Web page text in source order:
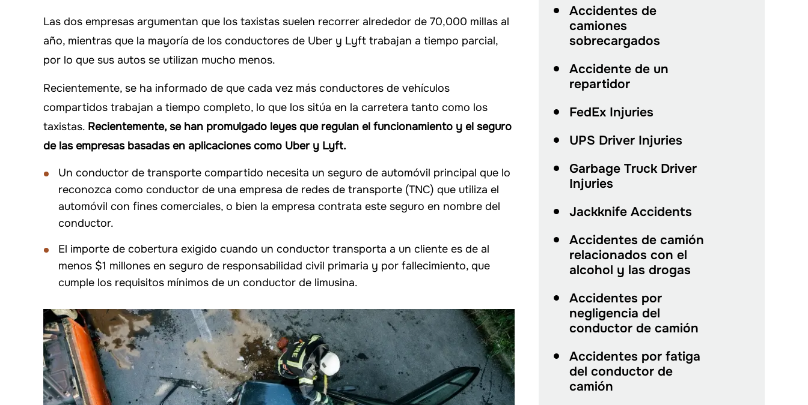
Las dos empresas argumentan que los taxistas suelen recorrer alrededor de 70,000 millas al
año, mientras que la mayoría de los conductores de Uber y Lyft trabajan a tiempo parcial,
por lo que sus autos se utilizan mucho menos.
Recientemente, se ha informado de que cada vez más conductores de vehículos
compartidos trabajan a tiempo completo, lo que los sitúa en la carretera tanto como los
taxistas. Recientemente, se han promulgado leyes que regulan el funcionamiento y el seguro
de las empresas basadas en aplicaciones como Uber y Lyft.
Un conductor de transporte compartido necesita un seguro de automóvil principal que lo
reconozca como conductor de una empresa de redes de transporte (TNC) que utiliza el
automóvil con fines comerciales, o bien la empresa contrata este seguro en nombre del
conductor.
El importe de cobertura exigido cuando un conductor transporta a un cliente es de al
menos $1 millones en seguro de responsabilidad civil primaria y por fallecimiento, que
cumple los requisitos mínimos de un conductor de limusina.
Accidentes de
camiones
sobrecargados
Accidente de un
repartidor
FedEx Injuries
UPS Driver Injuries
Garbage Truck Driver
Injuries
Jackknife Accidents
Accidentes de camión
relacionados con el
alcohol y las drogas
Accidentes por
negligencia del
conductor de camión
Accidentes por fatiga
del conductor de
camión